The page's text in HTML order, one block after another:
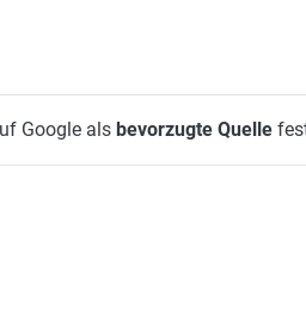
Google als bevorzugte Quelle